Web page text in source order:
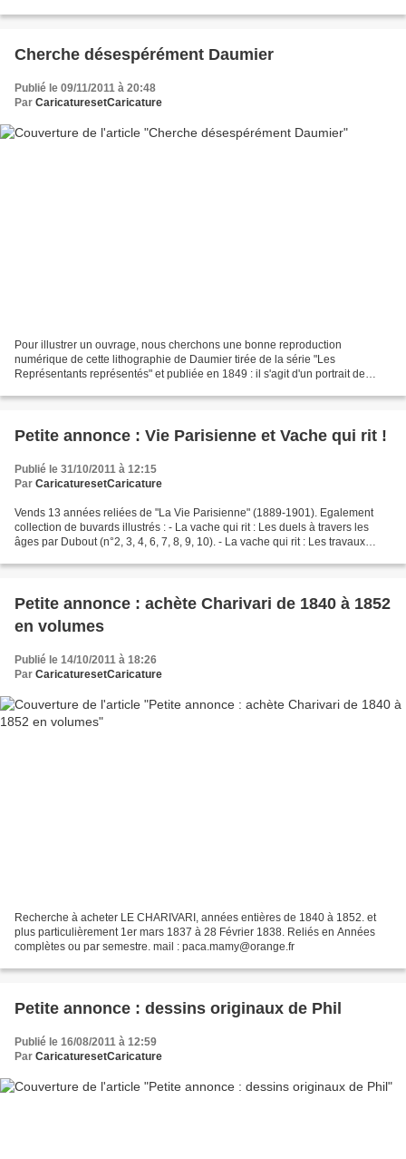
Cherche désespérément Daumier
Publié le 09/11/2011 à 20:48
Par CaricaturesetCaricature
Pour illustrer un ouvrage, nous cherchons une bonne reproduction
numérique de cette lithographie de Daumier tirée de la série "Les
Représentants représentés" et publiée en 1849 : il s'agit d'un portrait de
Petite annonce : Vie Parisienne et Vache qui rit !
Publié le 31/10/2011 à 12:15
Par CaricaturesetCaricature
Vends 13 années reliées de "La Vie Parisienne" (1889-1901). Egalement
collection de buvards illustrés : - La vache qui rit : Les duels à travers les
âges par Dubout (n°2, 3, 4, 6, 7, 8, 9, 10). - La vache qui rit : Les travaux
Petite annonce : achète Charivari de 1840 à 1852
en volumes
Publié le 14/10/2011 à 18:26
Par CaricaturesetCaricature
Recherche à acheter LE CHARIVARI, années entières de 1840 à 1852. et
plus particulièrement 1er mars 1837 à 28 Février 1838. Reliés en Années
complètes ou par semestre. mail : paca.mamy@orange.fr
Petite annonce : dessins originaux de Phil
Publié le 16/08/2011 à 12:59
Par CaricaturesetCaricature